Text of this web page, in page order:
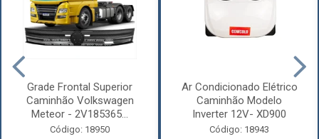
Grade Frontal Superior
Caminhão Volkswagen
Meteor - 2V185365...
Código: 18950
Ar Condicionado Elétrico
Caminhão Modelo
Inverter 12V- XD900
Código: 18943